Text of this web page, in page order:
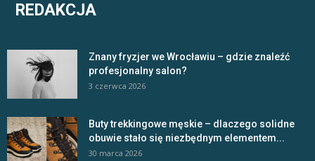
REDAKCJA
Znany fryzjer we Wrocławiu – gdzie znaleźć
profesjonalny salon?
3 czerwca 2026
Buty trekkingowe męskie – dlaczego solidne
obuwie stało się niezbędnym elementem...
30 marca 2026